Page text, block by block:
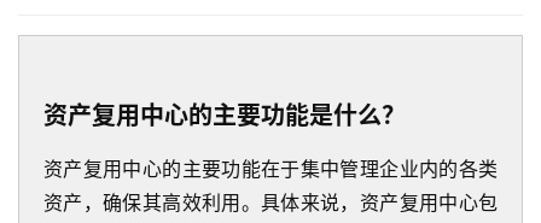
资产复用中心的主要功能是什么？
资产复用中心的主要功能在于集中管理企业内的各类
资产，确保其高效利用。具体来说，资产复用中心包